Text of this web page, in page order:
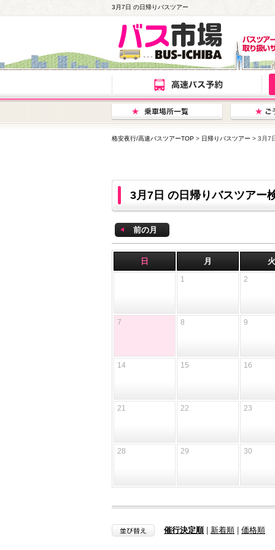
3月7日 の日帰りバスツアー
格安夜行/高速バスツアーTOP > 日帰りバスツアー > 3月7
3月7日 の日帰りバスツアー
前の月
日 月 火
1 2
7 8 9
14 15 16
21 22 23
28 29 30
催行決定順| 新着順 価格順